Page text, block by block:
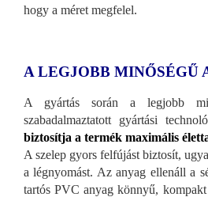
hogy a méret megfelel.
A LEGJOBB MINŐSÉGŰ
A gyártás során a legjobb
szabadalmaztatott gyártási
biztosítja a termék maximális
A szelep gyors felfújást biztosít,
a légnyomást. Az anyag ellenáll a
tartós PVC anyag könnyű,